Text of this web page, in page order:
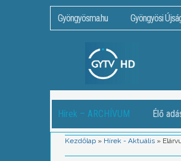
Gyöngyösma.hu Gyöngyösi
Hírek – ARCHÍVUM Élő
Kezdőlap » Hírek - Aktuális »